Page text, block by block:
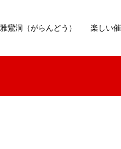
雅鸞洞（がらんどう） 楽しい